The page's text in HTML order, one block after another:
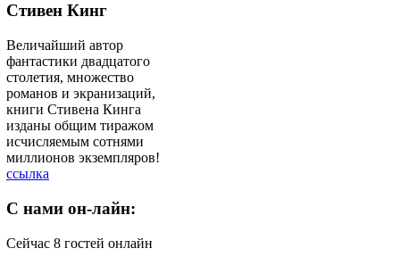
Стивен Кинг
Величайший автор
фантастики двадцатого
столетия, множество
романов и экранизаций,
книги Стивена Кинга
изданы общим тиражом
исчисляемым сотнями
миллионов экземпляров!
ссылка
C нами он-лайн:
Сейчас 8 гостей онлайн